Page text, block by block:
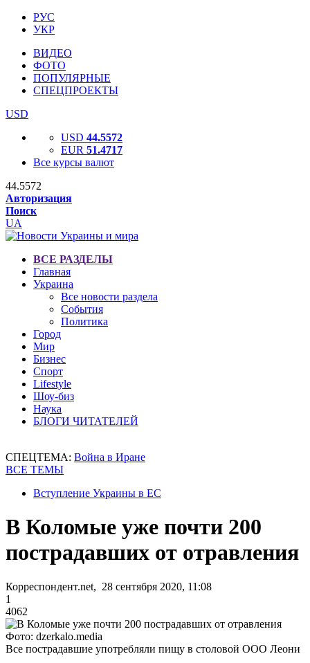
РУС
УКР
ВИДЕО
ФОТО
ПОПУЛЯРНЫЕ
СПЕЦПРОЕКТЫ
USD
USD 44.5572
EUR 51.4717
Все курсы валют
44.5572
Авторизация
Поиск
UA
ВСЕ РАЗДЕЛЫ
Главная
Украина
Все новости раздела
События
Политика
Город
Мир
Бизнес
Спорт
Lifestyle
Шоу-биз
Наука
БЛОГИ ЧИТАТЕЛЕЙ
СПЕЦТЕМА: Война в Иране
ВСЕ ТЕМЫ
Вступление Украины в ЕС
В Коломые уже почти 200
пострадавших от отравления
Корреспондент.net, 28 сентября 2020, 11:08
1
4062
Фото: dzerkalo.media
Все пострадавшие употребляли пищу в столовой ООО Леони